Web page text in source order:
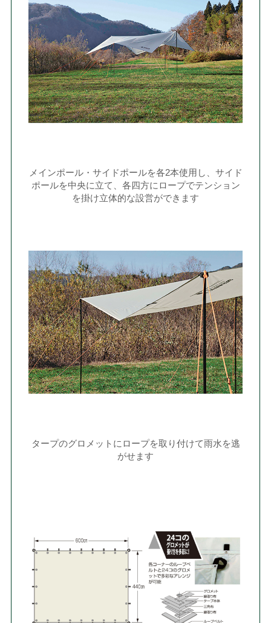
メインポール・サイドポールを各2本使用し、サイド
ポールを中央に立て、各四方にロープでテンション
を掛け立体的な設営ができます
タープのグロメットにロープを取り付けて雨水を逃
がせます